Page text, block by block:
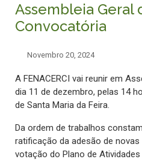
Assembleia Geral
Convocatória
Novembro 20, 2024
A FENACERCI vai reunir em
dia 11 de dezembro, pelas 14
de Santa Maria da Feira.
Da ordem de trabalhos
ratificação da adesão de
votação do Plano de